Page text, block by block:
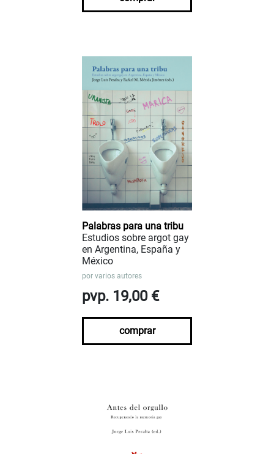
Palabras para una tribu
Estudios sobre argot gay
en Argentina, España y
México
por varios autores
pvp. 19,00 €
comprar